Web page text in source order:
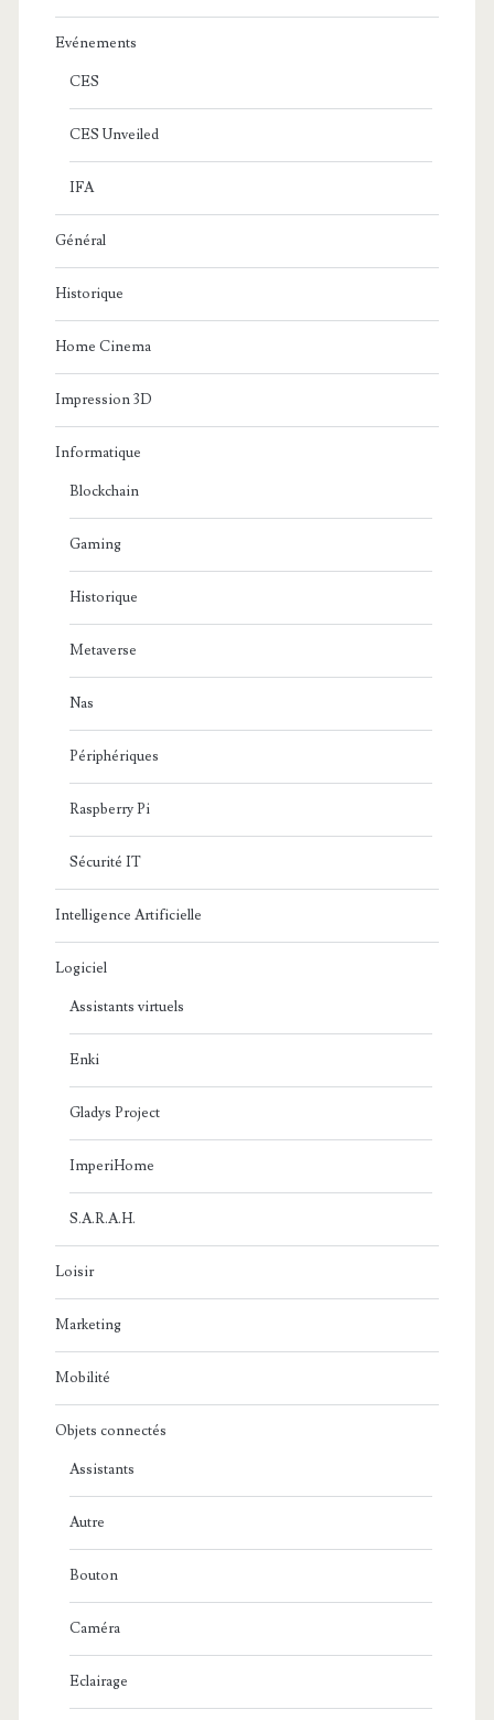
Evénements
CES
CES Unveiled
IFA
Général
Historique
Home Cinema
Impression 3D
Informatique
Blockchain
Gaming
Historique
Metaverse
Nas
Périphériques
Raspberry Pi
Sécurité IT
Intelligence Artificielle
Logiciel
Assistants virtuels
Enki
Gladys Project
ImperiHome
S.A.R.A.H.
Loisir
Marketing
Mobilité
Objets connectés
Assistants
Autre
Bouton
Caméra
Eclairage